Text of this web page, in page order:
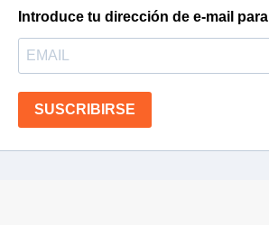
Introduce tu dirección de e-mail
SUSCRIBIRSE